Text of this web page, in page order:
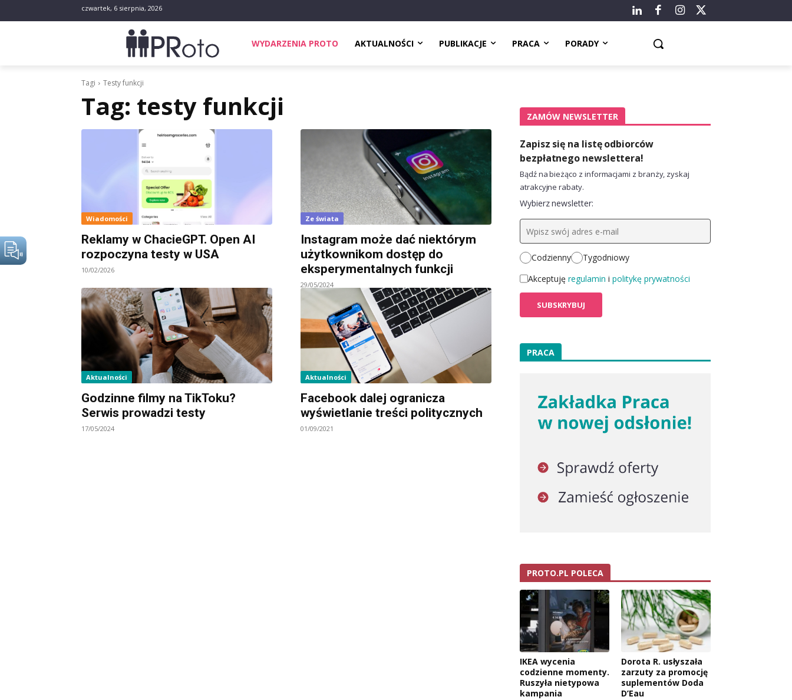
czwartek, 6 sierpnia, 2026
WYDARZENIA PROTO AKTUALNOŚCI PUBLIKACJE PRACA PORADY
Tagi Testy funkcji
Tag: testy funkcji
Wiadomości
Reklamy w ChacieGPT. Open AI
rozpoczyna testy w USA
10/02/2026
Ze świata
Instagram może dać niektórym
użytkownikom dostęp do
eksperymentalnych funkcji
29/05/2024
Aktualności
Godzinne filmy na TikToku?
Serwis prowadzi testy
17/05/2024
Aktualności
Facebook dalej ogranicza
wyświetlanie treści politycznych
01/09/2021
ZAMÓW NEWSLETTER
Zapisz się na listę odbiorców
bezpłatnego newslettera!
Bądź na bieżąco z informacjami z branży, zyskaj
atrakcyjne rabaty.
Wybierz newsletter:
Codzienny
Tygodniowy
Akceptuję regulamin i politykę prywatności
PRACA
PROTO.PL POLECA
IKEA wycenia
codzienne momenty.
Ruszyła nietypowa
kampania
Dorota R. usłyszała
zarzuty za promocję
suplementów Doda
D’Eau